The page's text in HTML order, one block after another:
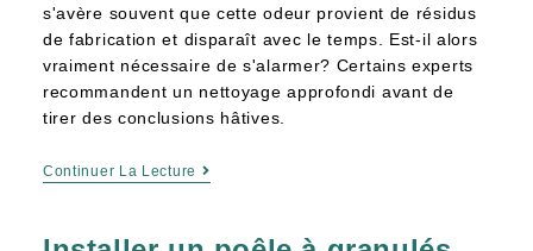
s'avère souvent que cette odeur provient de résidus
de fabrication et disparaît avec le temps. Est-il alors
vraiment nécessaire de s'alarmer? Certains experts
recommandent un nettoyage approfondi avant de
tirer des conclusions hâtives.
Continuer La Lecture